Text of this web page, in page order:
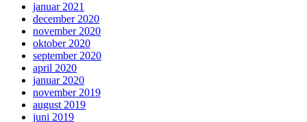
januar 2021
december 2020
november 2020
oktober 2020
september 2020
april 2020
januar 2020
november 2019
august 2019
juni 2019